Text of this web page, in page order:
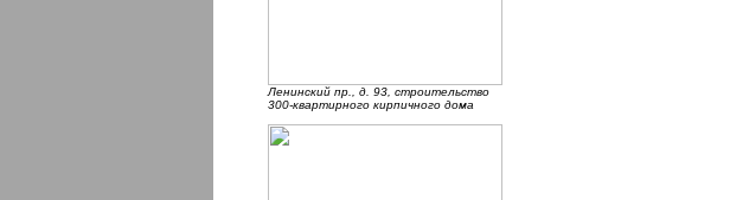
Ленинский пр., д. 93, строительство
300-квартирного кирпичного дома